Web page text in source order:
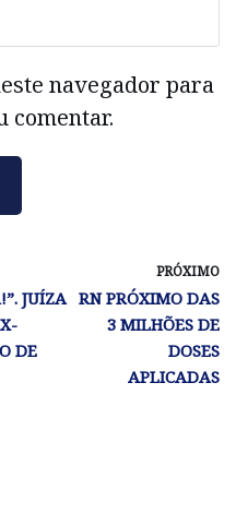
navegador para
comentar.
JUÍZA
DE
PRÓXIMO
RN PRÓXIMO DAS
3 MILHÕES DE
DOSES
APLICADAS